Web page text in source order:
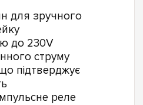
для зручного
до 230V
струму
підтверджує
реле